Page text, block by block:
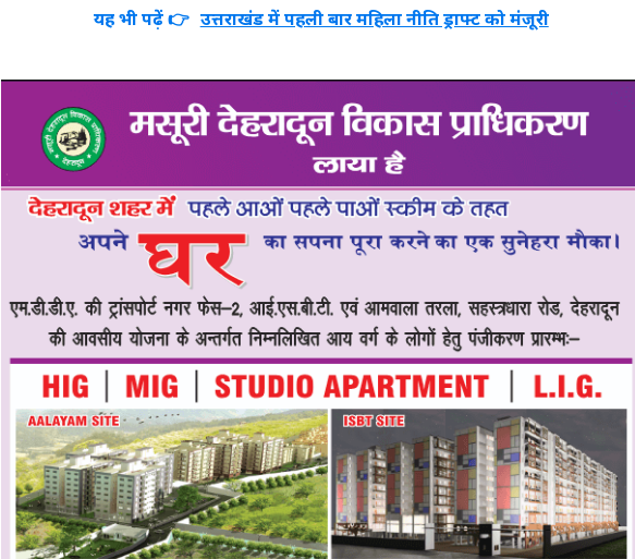
यह भी पढ़ें 👉 उत्तराखंड में पहली बार महिला नीति ड्राफ्ट को मंजूरी